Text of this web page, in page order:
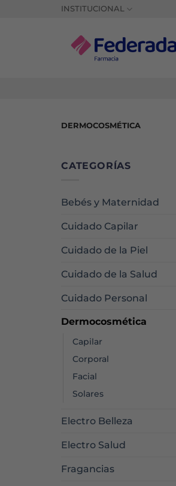
INSTITUCIONAL
DERMOCOSMÉTICA
CATEGORÍAS
Bebés y Maternidad
Cuidado Capilar
Cuidado de la Piel
Cuidado de la Salud
Cuidado Personal
Dermocosmética
Capilar
Corporal
Facial
Solares
Electro Belleza
Electro Salud
Fragancias